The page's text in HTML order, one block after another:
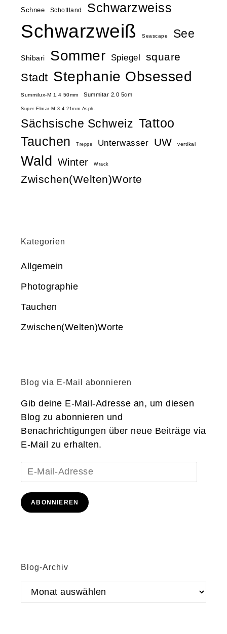
Schnee Schottland Schwarzweiss
Schwarzweiß Seascape See
Shibari Sommer Spiegel square
Stadt Stephanie Obsessed
Summilux-M 1.4 50mm Summitar 2.0 5cm
Super-Elmar-M 3.4 21mm Asph.
Sächsische Schweiz Tattoo
Tauchen
Treppe Unterwasser UW vertikal
Wald Winter Wrack
Zwischen(Welten)Worte
Kategorien
Allgemein
Photographie
Tauchen
Zwischen(Welten)Worte
Blog via E-Mail abonnieren
Gib deine E-Mail-Adresse an, um diesen
Blog zu abonnieren und
Benachrichtigungen über neue Beiträge via
E-Mail zu erhalten.
E-
Mail-
Adresse
ABONNIEREN
Blog-Archiv
Blog-
Archiv